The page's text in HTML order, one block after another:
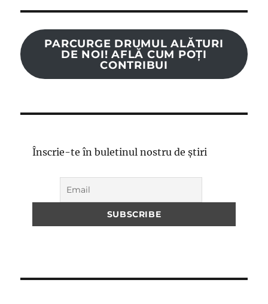
PARCURGE DRUMUL ALĂTURI
DE NOI! AFLĂ CUM POȚI
CONTRIBUI
Înscrie-te în buletinul nostru de știri